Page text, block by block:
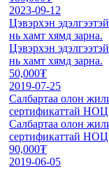
2023-09-12
Цэвэрхэн
нь хамт хямд зарна.
Цэвэрхэн
нь хамт хямд зарна.
50,000₮
2019-07-25
Салбартаа олон
сертификаттай НОЦ
Салбартаа олон
сертификаттай НОЦ
90,000₮
2019-06-05